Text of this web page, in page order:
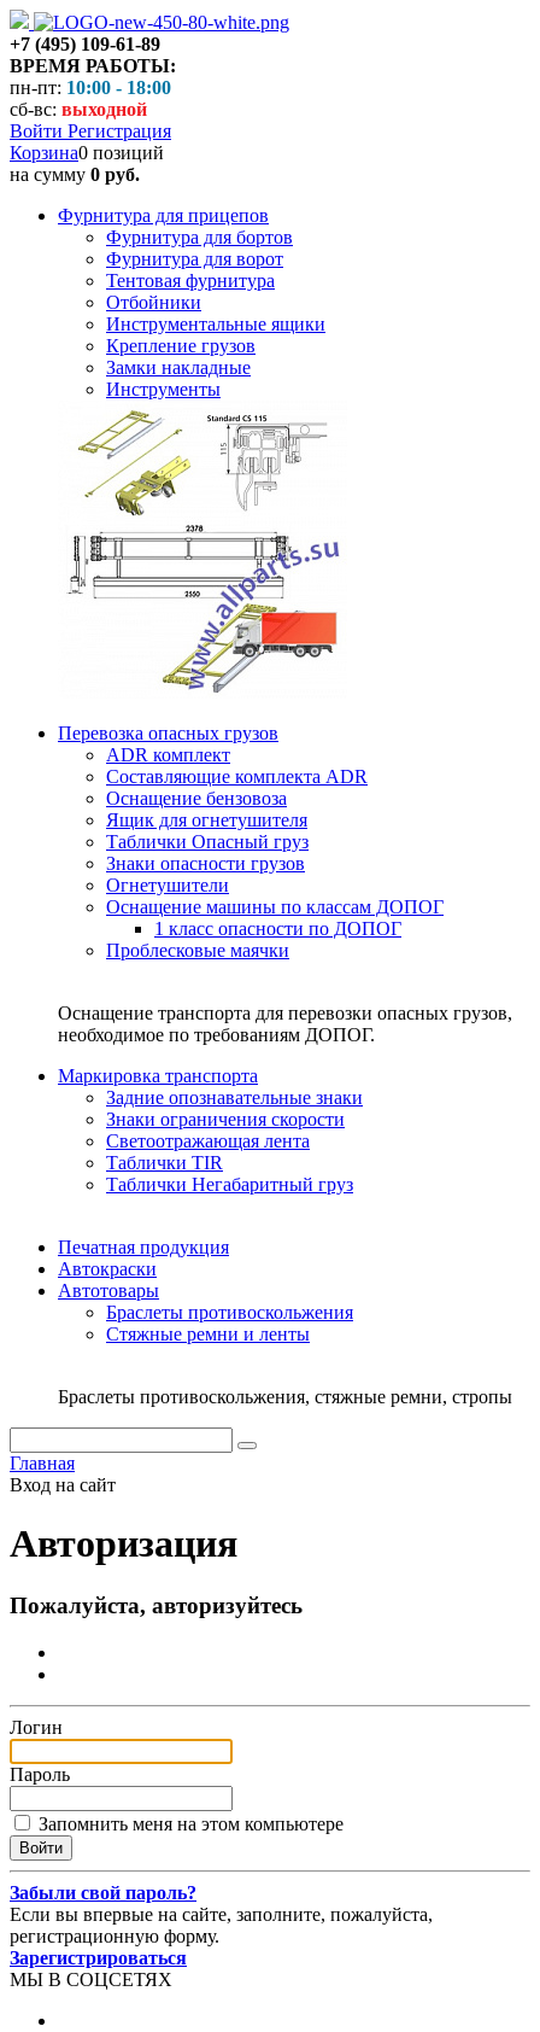
+7 (495) 109-61-89
ВРЕМЯ РАБОТЫ:
пн-пт: 10:00 - 18:00
сб-вс: выходной
Войти Регистрация
Корзина0 позиций
на сумму 0 руб.
Фурнитура для прицепов
Фурнитура для бортов
Фурнитура для ворот
Тентовая фурнитура
Отбойники
Инструментальные ящики
Крепление грузов
Замки накладные
Инструменты
Перевозка опасных грузов
ADR комплект
Составляющие комплекта ADR
Оснащение бензовоза
Ящик для огнетушителя
Таблички Опасный груз
Знаки опасности грузов
Огнетушители
Оснащение машины по классам ДОПОГ
1 класс опасности по ДОПОГ
Проблесковые маячки
Оснащение транспорта для перевозки опасных грузов,
необходимое по требованиям ДОПОГ.
Маркировка транспорта
Задние опознавательные знаки
Знаки ограничения скорости
Светоотражающая лента
Таблички TIR
Таблички Негабаритный груз
Печатная продукция
Автокраски
Автотовары
Браслеты противоскольжения
Стяжныe ремни и ленты
Браслеты противоскольжения, стяжные ремни, стропы
Главная
Вход на сайт
Авторизация
Пожалуйста, авторизуйтесь
Логин
Пароль
Запомнить меня на этом компьютере
Забыли свой пароль?
Если вы впервые на сайте, заполните, пожалуйста,
регистрационную форму.
Зарегистрироваться
МЫ В СОЦСЕТЯХ